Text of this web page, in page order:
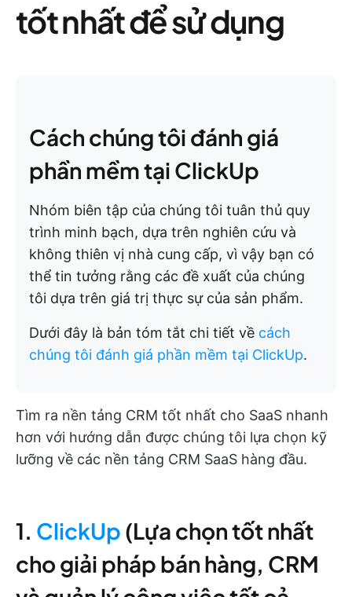
tốt nhất để sử dụng
Cách chúng tôi đánh giá
phần mềm tại ClickUp
Nhóm biên tập của chúng tôi tuân thủ quy
trình minh bạch, dựa trên nghiên cứu và
không thiên vị nhà cung cấp, vì vậy bạn có
thể tin tưởng rằng các đề xuất của chúng
tôi dựa trên giá trị thực sự của sản phẩm.
Dưới đây là bản tóm tắt chi tiết về cách
chúng tôi đánh giá phần mềm tại ClickUp.
Tìm ra nền tảng CRM tốt nhất cho SaaS nhanh
hơn với hướng dẫn được chúng tôi lựa chọn kỹ
lưỡng về các nền tảng CRM SaaS hàng đầu.
1. ClickUp (Lựa chọn tốt nhất
cho giải pháp bán hàng, CRM